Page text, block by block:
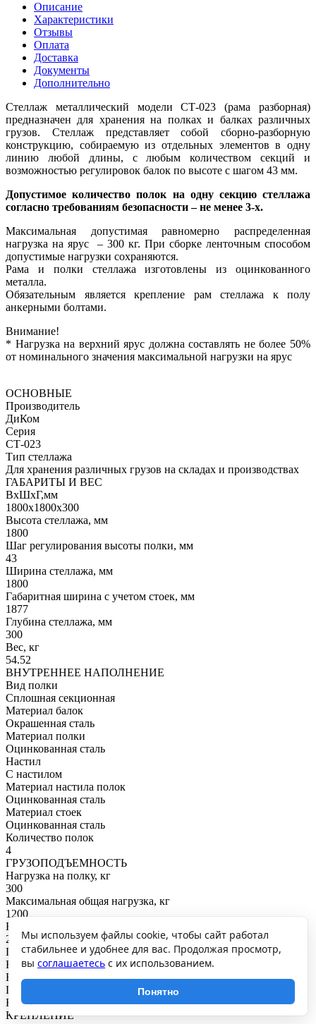
Описание
Характеристики
Отзывы
Оплата
Доставка
Документы
Дополнительно
Стеллаж металлический модели СТ-023 (рама разборная)
предназначен для хранения на полках и балках различных
грузов. Стеллаж представляет собой сборно-разборную
конструкцию, собираемую из отдельных элементов в одну
линию любой длины, с любым количеством секций и
возможностью регулировок балок по высоте с шагом 43 мм.
Допустимое количество полок на одну секцию стеллажа
согласно требованиям безопасности – не менее 3-х.
Максимальная допустимая равномерно распределенная
нагрузка на ярус – 300 кг. При сборке ленточным способом
допустимые нагрузки сохраняются.
Рама и полки стеллажа изготовлены из оцинкованного
металла.
Обязательным является крепление рам стеллажа к полу
анкерными болтами.
Внимание!
* Нагрузка на верхний ярус должна составлять не более 50%
от номинального значения максимальной нагрузки на ярус
ОСНОВНЫЕ
Производитель
ДиКом
Серия
СТ-023
Тип стеллажа
Для хранения различных грузов на складах и производствах
ГАБАРИТЫ И ВЕС
ВхШхГ,мм
1800x1800x300
Высота стеллажа, мм
1800
Шаг регулирования высоты полки, мм
43
Ширина стеллажа, мм
1800
Габаритная ширина с учетом стоек, мм
1877
Глубина стеллажа, мм
300
Вес, кг
54.52
ВНУТРЕННЕЕ НАПОЛНЕНИЕ
Вид полки
Сплошная секционная
Материал балок
Окрашенная сталь
Материал полки
Оцинкованная сталь
Настил
С настилом
Материал настила полок
Оцинкованная сталь
Материал стоек
Оцинкованная сталь
Количество полок
4
ГРУЗОПОДЪЕМНОСТЬ
Нагрузка на полку, кг
300
Максимальная общая нагрузка, кг
1200
Нагрузка на секцию, кг
2700
ПОКРЫТИЕ И ЦВЕТ
RAL
Балки: RAL7054
Покрытие
Балки: порошковое
КРЕПЛЕНИЕ
Мы используем файлы cookie, чтобы сайт работал
стабильнее и удобнее для вас. Продолжая просмотр,
вы соглашаетесь с их использованием.
Понятно